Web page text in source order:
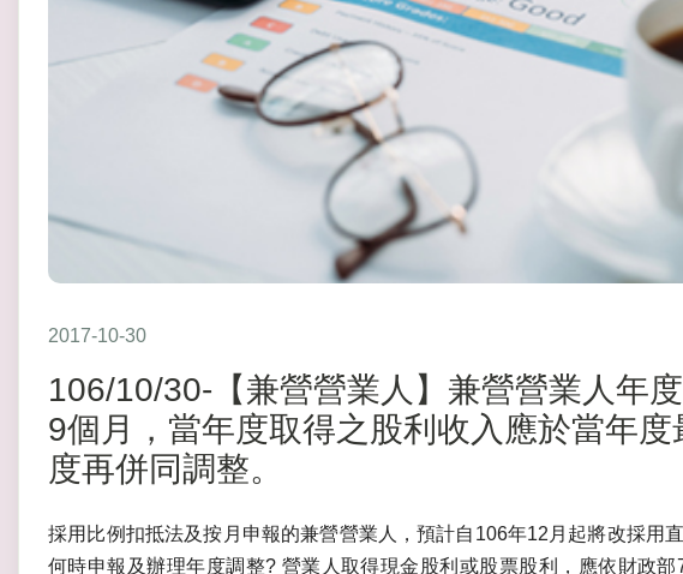
2017-10-30
106/10/30-【兼營營業人】兼營營業人年
9個月，當年度取得之股利收入應於當年
度再併同調整。
採用比例扣抵法及按月申報的兼營營業人，預計自106年12月起將改採用
何時申報及辦理年度調整? 營業人取得現金股利或股票股利，應依財政